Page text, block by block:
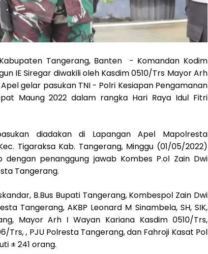
Tangerang, Banten - Komandan Kodim
IE Siregar diwakili oleh Kasdim 0510/Trs Mayor Arh
gelar pasukan TNI - Polri Kesiapan Pengamanan
Maung 2022 dalam rangka Hari Raya Idul Fitri
diadakan di Lapangan Apel Mapolresta
Tigaraksa Kab. Tangerang, Minggu (01/05/2022)
dengan penanggung jawab Kombes P.ol Zain Dwi
Tangerang.
B.Bus Bupati Tangerang, Kombespol Zain Dwi
Tangerang, AKBP Leonard M Sinambela, SH, SIK,
Mayor Arh I Wayan Kariana Kasdim 0510/Trs,
Trs, , PJU Polresta Tangerang, dan Fahroji Kasat Pol
± 241 orang.